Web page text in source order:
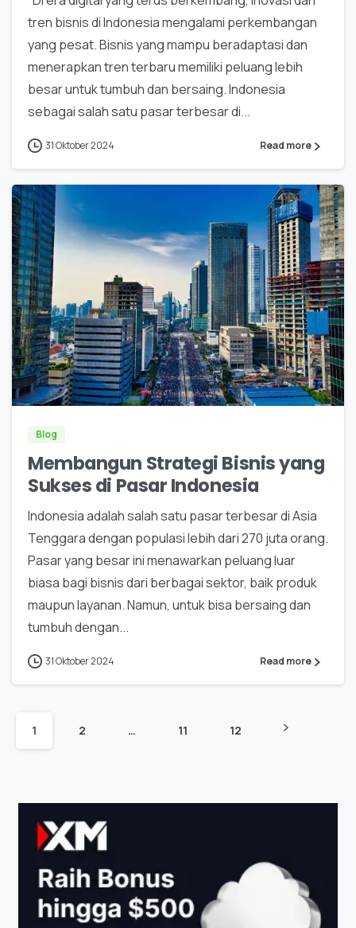
tren bisnis di Indonesia mengalami perkembangan
yang pesat. Bisnis yang mampu beradaptasi dan
menerapkan tren terbaru memiliki peluang lebih
besar untuk tumbuh dan bersaing. Indonesia
sebagai salah satu pasar terbesar di...
31 Oktober 2024 Read more
0
Blog
Membangun Strategi Bisnis yang
Sukses di Pasar Indonesia
Indonesia adalah salah satu pasar terbesar di Asia
Tenggara dengan populasi lebih dari 270 juta orang.
Pasar yang besar ini menawarkan peluang luar
biasa bagi bisnis dari berbagai sektor, baik produk
maupun layanan. Namun, untuk bisa bersaing dan
tumbuh dengan...
31 Oktober 2024 Read more
1 2 … 11 12